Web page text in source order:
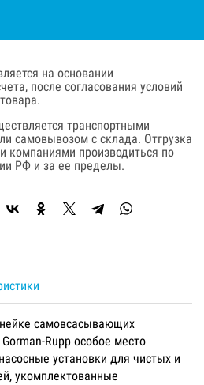
на основании
после согласования условий
транспортными
самовывозом с склада. Отгрузка
компаниями производиться по
РФ и за ее пределы.
самовсасывающих
Rupp особое место
установки для чистых и
укомплектованные